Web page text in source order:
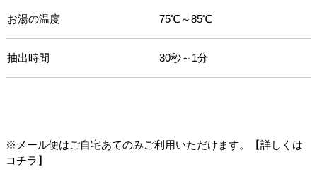
お湯の温度 75℃～85℃
抽出時間 30秒～1分
※メール便はご自宅あてのみご利用いただけます。【詳しくは
コチラ】